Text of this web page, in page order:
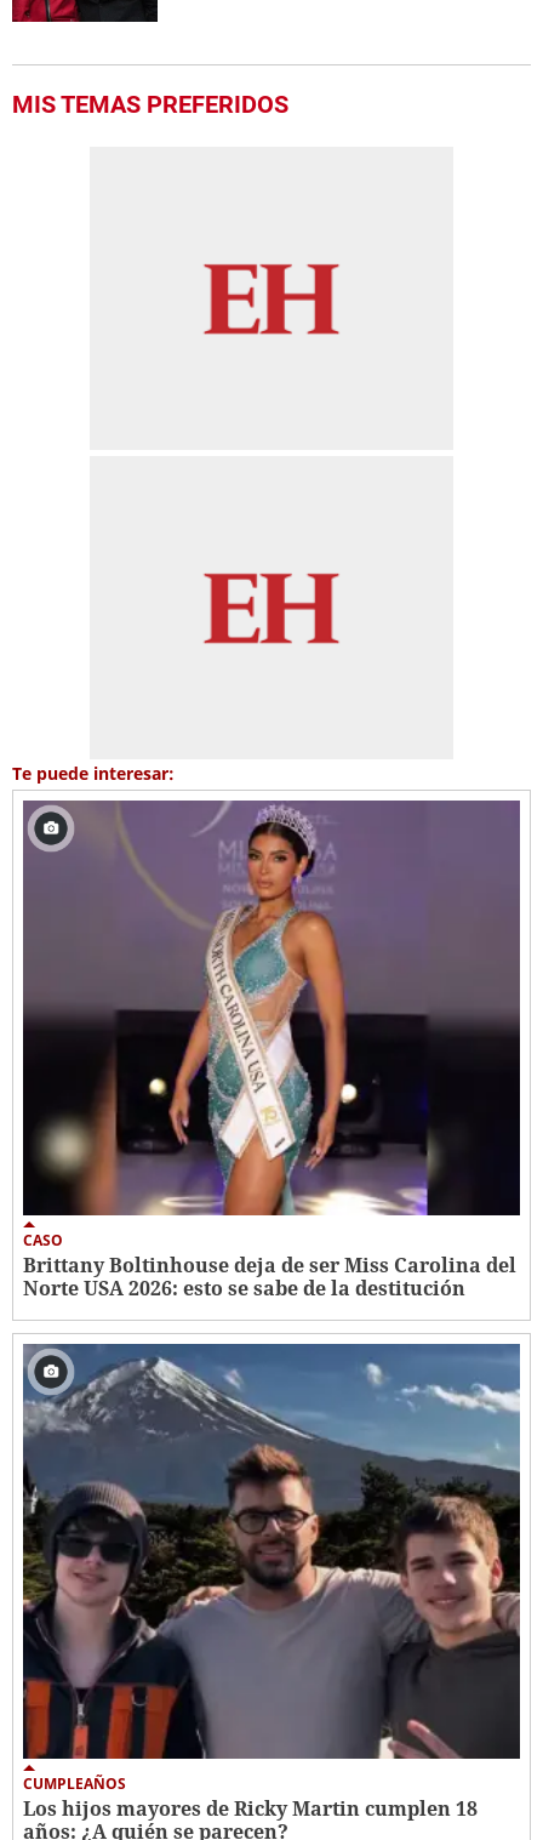
MIS TEMAS PREFERIDOS
Te puede interesar:
CASO
Brittany Boltinhouse deja de ser Miss Carolina del
Norte USA 2026: esto se sabe de la destitución
CUMPLEAÑOS
Los hijos mayores de Ricky Martin cumplen 18
años: ¿A quién se parecen?